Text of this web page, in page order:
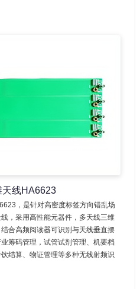
天线HA6623
，是针对高密度标签方向错乱场
，采用高性能元器件，多天线三维
合高频阅读器可识别与天线垂直摆
筹码管理，试管试剂管理、机要档
结算、物证管理等多种无线射频识